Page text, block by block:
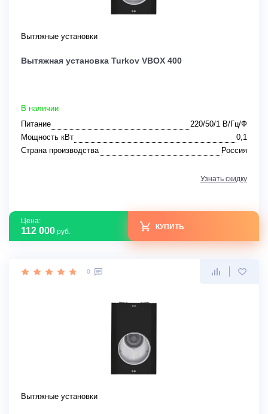
Вытяжные установки
Вытяжная установка Turkov VBOX 400
В наличии
Питание
220/50/1 В/Гц/Ф
Мощность кВт
0,1
Страна производства
Россия
Узнать скидку
Цена:
112 000 руб.
КУПИТЬ
0
Вытяжные установки